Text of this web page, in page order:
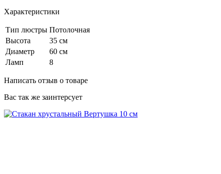
Характеристики
Тип люстры Потолочная
Высота
35 см
Диаметр
60 см
Ламп
8
Написать отзыв о товаре
Вас так же заинтерсует